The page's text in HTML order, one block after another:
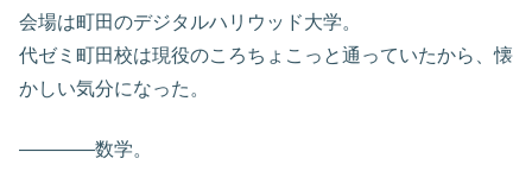
会場は町田のデジタルハリウッド大学。
代ゼミ町田校は現役のころちょこっと通っていたから、懐
かしい気分になった。
――――数学。